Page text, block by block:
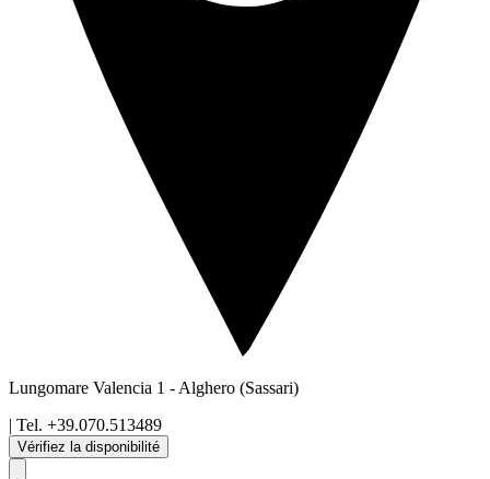
Lungomare Valencia 1 - Alghero (Sassari)
| Tel. +39.070.513489
Vérifiez la disponibilité